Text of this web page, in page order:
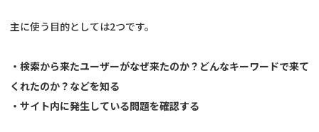
主に使う目的としては2つです。
・検索から来たユーザーがなぜ来たのか？どんなキーワードで来て
くれたのか？などを知る
・サイト内に発生している問題を確認する